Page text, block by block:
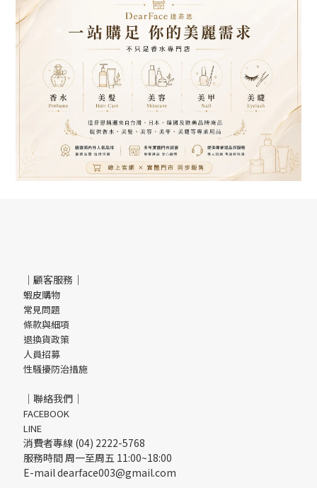
｜顧客服務｜
蝦皮購物
常見問題
條款與細項
退換貨政策
人員招募
性騷擾防治措施
｜聯絡我們｜
FACEBOOK
LINE
消費者專線 (04) 2222-5768
服務時間 周一至周五 11:00~18:00
E-mail dearface003@gmail.com